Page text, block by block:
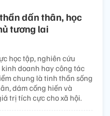
dấn thân, học
tương lai
học tập, nghiên cứu
kinh doanh hay công tác
chung là tinh thần sống
dám cống hiến và
trị tích cực cho xã hội.